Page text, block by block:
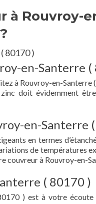
Rouvroy-
80170 )
en-Santerre (
à Rouvroy-en-Santerre
doit évidemment
en-Santerre
en termes
de températures
couvreur à Rouvroy-en-
( 80170 )
) est à votre